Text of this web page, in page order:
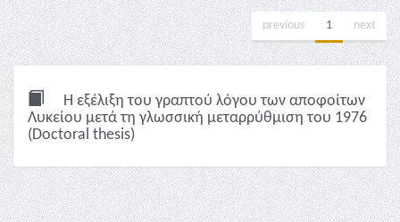
previous 1 next
Η εξέλιξη του γραπτού λόγου των αποφοίτων
Λυκείου μετά τη γλωσσική μεταρρύθμιση του 1976
(Doctoral thesis)